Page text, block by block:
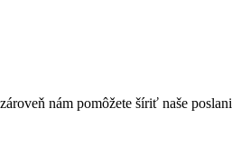
nám pomôžete šíriť naše